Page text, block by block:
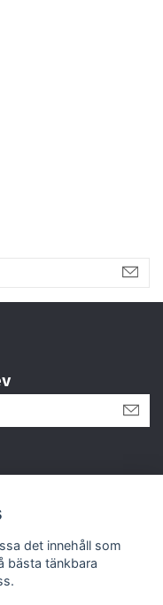
det innehåll som
bästa tänkbara